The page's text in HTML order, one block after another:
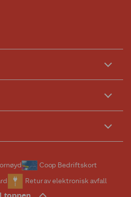
Coop Bedriftskort
Retur av elektronisk avfall
toppen